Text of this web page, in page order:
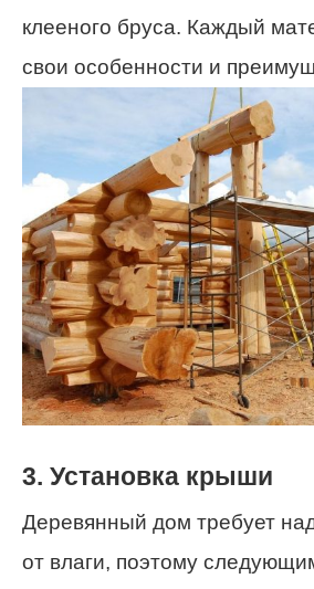
клееного бруса. Каждый
свои особенности и
3. Установка крыши
Деревянный дом требует
от влаги, поэтому